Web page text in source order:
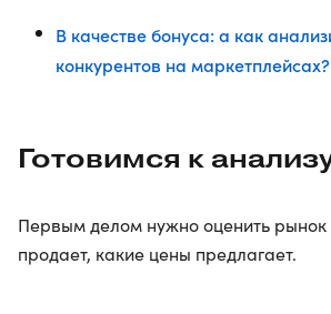
В качестве бонуса: а как
конкурентов на маркетплейсах?
Готовимся к
Первым делом нужно оценить рынок
продает, какие цены предлагает.